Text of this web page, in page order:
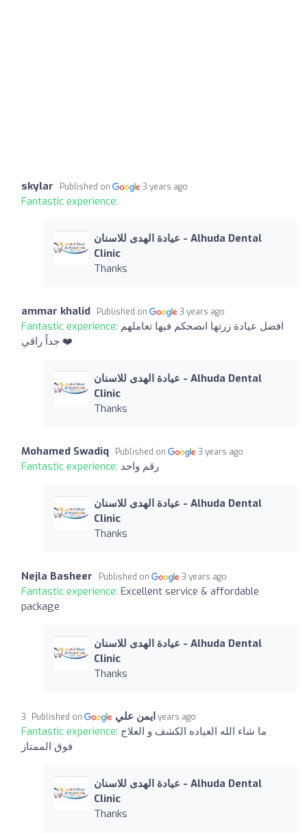
skylar Published on 3 years ago
Fantastic experience:
عيادة الهدى للاسنان - Alhuda Dental
Clinic
Thanks
ammar khalid Published on 3 years ago
Fantastic experience: افضل عيادة زرتها انصحكم فيها تعاملهم
جداً راقي ❤️
عيادة الهدى للاسنان - Alhuda Dental
Clinic
Thanks
Mohamed Swadiq Published on 3 years ago
Fantastic experience: رقم واحد
عيادة الهدى للاسنان - Alhuda Dental
Clinic
Thanks
Nejla Basheer Published on 3 years ago
Fantastic experience: Excellent service & affordable
package
عيادة الهدى للاسنان - Alhuda Dental
Clinic
Thanks
ايمن علي Published on 3 years ago
Fantastic experience: ما شاء الله العياده الكشف و العلاج
فوق الممتاز
عيادة الهدى للاسنان - Alhuda Dental
Clinic
Thanks